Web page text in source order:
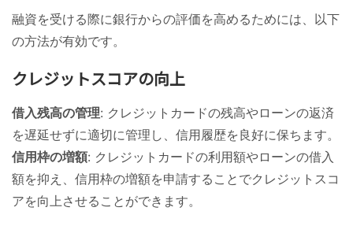
融資を受ける際に銀行からの評価を高めるためには、以下
の方法が有効です。
クレジットスコアの向上
借入残高の管理: クレジットカードの残高やローンの返済
を遅延せずに適切に管理し、信用履歴を良好に保ちます。
信用枠の増額: クレジットカードの利用額やローンの借入
額を抑え、信用枠の増額を申請することでクレジットスコ
アを向上させることができます。